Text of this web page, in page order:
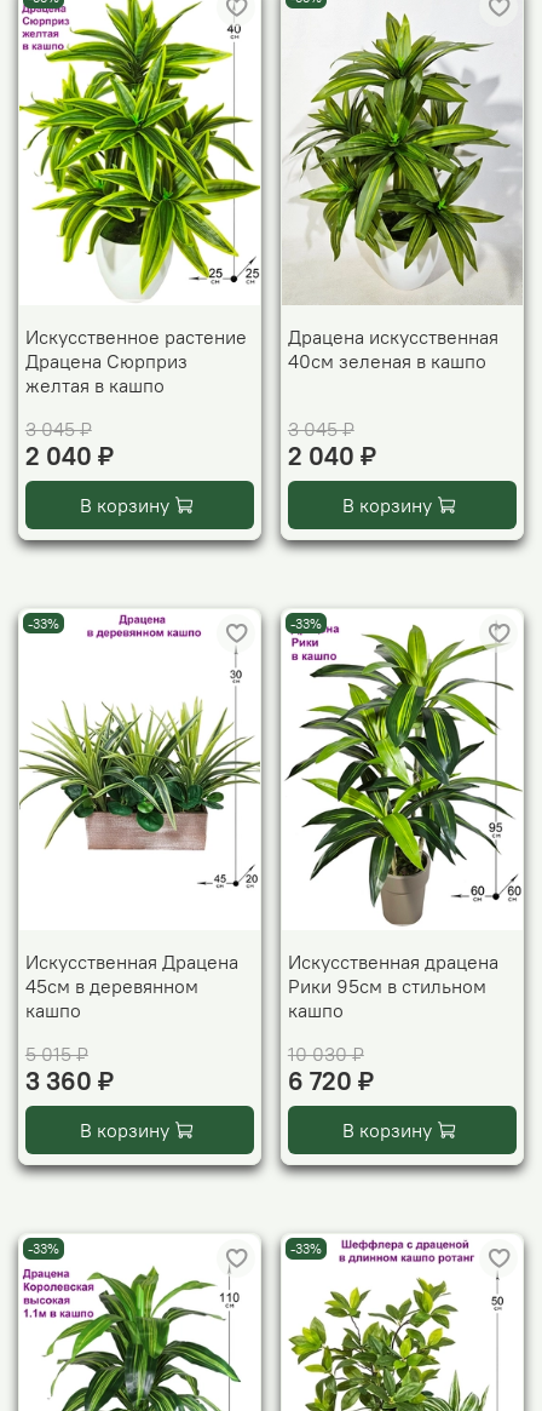
Искусственное растение
Драцена Сюрприз
желтая в кашпо
3 045 ₽
2 040 ₽
В корзину
Драцена искусственная
40см зеленая в кашпо
3 045 ₽
2 040 ₽
В корзину
-33%
Искусственная Драцена
45см в деревянном
кашпо
5 015 ₽
3 360 ₽
В корзину
-33%
Искусственная драцена
Рики 95см в стильном
кашпо
10 030 ₽
6 720 ₽
В корзину
-33% -33%